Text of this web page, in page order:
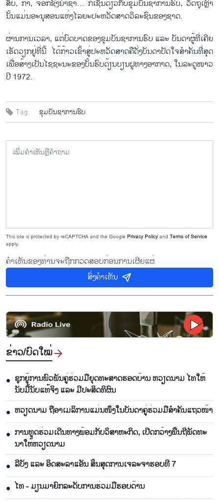
ສັບ, ກາ, ຈອກ​ຊົງ​ນ້ຳຊາ… ກໍ່​ເຊັ່ນ​ດຽວ​ກັບ​ຂຸມ​ບັນ​ຊາ​ການ​ຮົບ, ວັດ​ຖຸ​ເຫຼົ່າ​
ນັ້ນແມ່ນ​ອະ​ນຸ​ສອນ​ແຫ່ງ​ໄລ​ຍະ​ປະ​ຫວັດ​ສາດ​ວິ​ລະ​ຊົນ​ຂອງ​ຊາດ.
ຜ່ານ​ການ​ເວ​ລາ, ແຕ່​ບົດ​ບາດ​​​ຂອງ​ຂຸມ​ບັນ​ຊາ​ການ​ຮົບ ແລະ ບັນ​ດາ​ຜູ້​ທີ່​ເຄີຍ​
ເຮັດ​ວຽກ​ຢູ່​ທີ່ນີ້ ໄດ້ກ້າວ​ເຂົ້າ​ສູ່​ປະ​ຫວັດ​ສາດ​ຄື​ດັ່ງ​ບັນ​ດາ​ປັດ​ໃຈ​ສຳ​ຄັນ​ທີ່​ສຸດ​
ເພື່ອ​ສ້າງ​ເປັນ​ໄຊ​ຊະ​ນະ​ຂອງ​ບັ້ນ​ຮົບ​ດ້ຽນ​ບຽນ​ຝູ​ທາງ​ອາ​ກາດ, ໃນ​ລະ​ດູ​ໜາວ​
ປີ 1972.
Tag: ຂຸມບັນຊາການຮົບ
This site is protected by reCAPTCHA and the Google Privacy Policyand Terms of Service
apply.
ຄຳເຫັນຂອງທ່ານຈະຖືກກວດສອບກ່ອນການເຜີຍແຜ່
ສົ່ງຄຳເຫັນ
ຂ່າວ/ບົດ​ໃໝ່
● ຊຸກ​ຍູ້​ການ​ພົວ​ພັນ​ຄູ່​ຮ່ວມ​ມື​ຍຸດ​ທະ​ສາດ​ຮອດ​ບ້ານ ຫວຽດ​ນາມ ໄທ​ໃຫ້​
ນັບ​ມື້​ນັບ​ແທ້​ຈິງ ແລະ ມີ​ປະ​ສິດ​ທິ​ຜົນ
● ຫ​ວຽດ​ນາມ ຖື​ອາ​ເມ​ລິ​ການ​ແມ່ນ​ໜຶ່ງ​ໃນ​ບັນ​ດາ​ຄູ່​ຮ່ວມ​ມື​ສຳ​ຄັນ​ແຖວ​ໜ້າ
● ການ​ທູດ​ຮ່ວມ​ເດີນ​ທາງ​ພ້ອມກັບ​ວິ​ສາ​ຫະ​ກ​ິດ, ເປີດກວ້າງ​ພື້ນ​ຖີ່​ພັດ​ທະ​
ນາ​ໃຫ້​ຫວຽດ​ນາມ
● ລີ​ບັງ ແລະ ອິດ​ສະ​ລາ​ແອັນ ສິ້ນ​ສຸດ​ການ​ເຈ​ລະ​ຈາ​ຮອບ​ທີ 7
● ໄທ - ມຽນ​ມາ​ຍົກ​ລະ​ດັບ​ການ​ຮ່ວມ​ມື​ຮອບ​ດ້ານ